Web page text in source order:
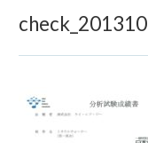
check_201310